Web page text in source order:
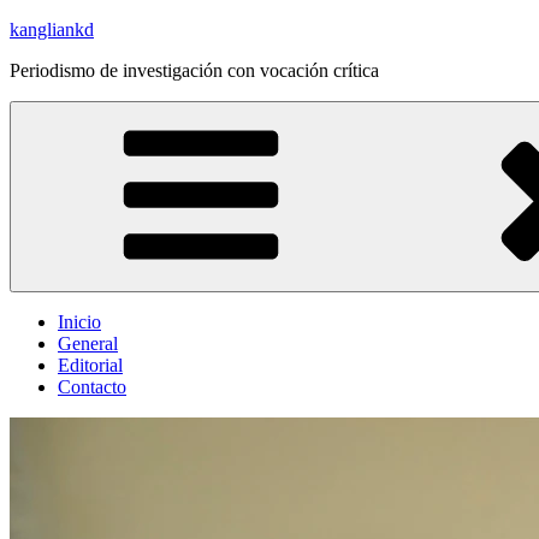
Saltar
contenido
kangliankd
Periodismo de investigación con vocación crítica
Inicio
General
Editorial
Contacto